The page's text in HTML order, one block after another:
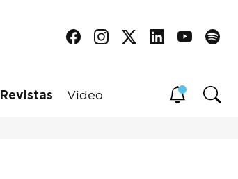
Revistas Video